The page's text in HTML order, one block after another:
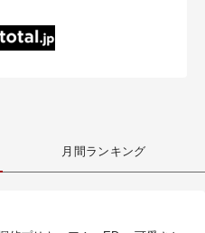
月間ランキング